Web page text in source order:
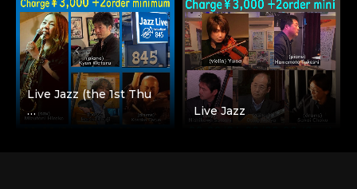
Live Jazz (the 1st Thu
…
Live Jazz